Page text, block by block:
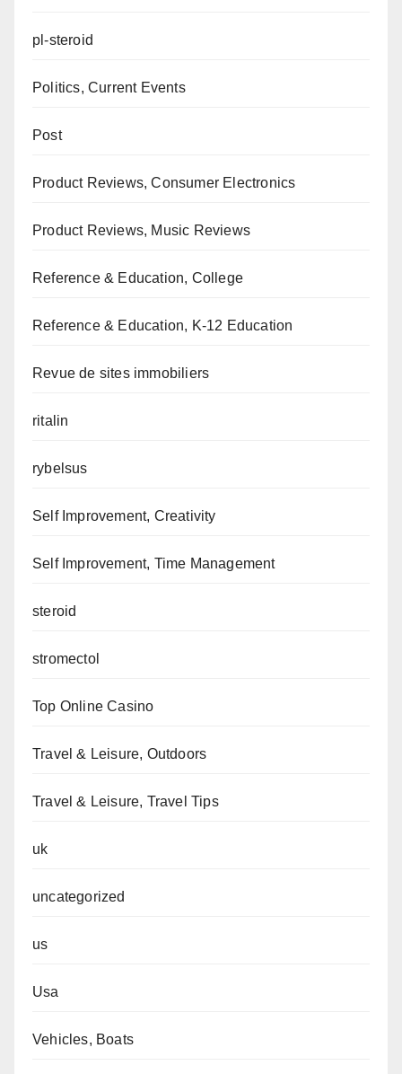
pl-steroid
Politics, Current Events
Post
Product Reviews, Consumer Electronics
Product Reviews, Music Reviews
Reference & Education, College
Reference & Education, K-12 Education
Revue de sites immobiliers
ritalin
rybelsus
Self Improvement, Creativity
Self Improvement, Time Management
steroid
stromectol
Top Online Casino
Travel & Leisure, Outdoors
Travel & Leisure, Travel Tips
uk
uncategorized
us
Usa
Vehicles, Boats